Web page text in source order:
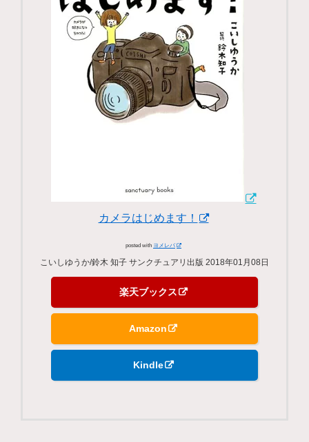
カメラはじめます！
posted with ヨメレバ
こいしゆうか/鈴木 知子 サンクチュアリ出版 2018年01月08日
楽天ブックス
Amazon
Kindle